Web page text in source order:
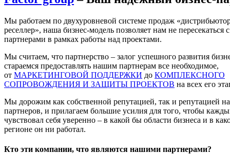
Мы работаем по двухуровневой системе продаж
реселлер», наша бизнес-модель позволяет нам не пересекаться с
партнерами в рамках работы над проектами.
Мы считаем, что партнерство – залог успешного развития
стараемся предоставлять нашим партнерам все необходимое,
от МАРКЕТИНГОВОЙ ПОДДЕРЖКИ до КОМПЛЕКСНОГО
СОПРОВОЖДЕНИЯ И ЗАЩИТЫ ПРОЕКТОВ на всех его
Мы дорожим как собственной репутацией, так и репутацией
партнеров, и прилагаем большие усилия для того, чтобы
чувствовал себя уверенно – в какой бы области бизнеса и в
регионе он ни работал.
Кто эти компании, что являются нашими партнерами?